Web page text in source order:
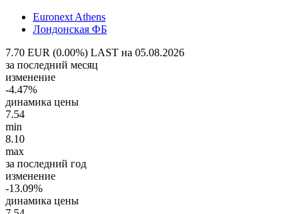
Euronext Athens
Лондонская ФБ
7.70 EUR (0.00%) LAST на 05.08.2026
за последний месяц
изменение
-4.47%
динамика цены
7.54
min
8.10
max
за последний год
изменение
-13.09%
динамика цены